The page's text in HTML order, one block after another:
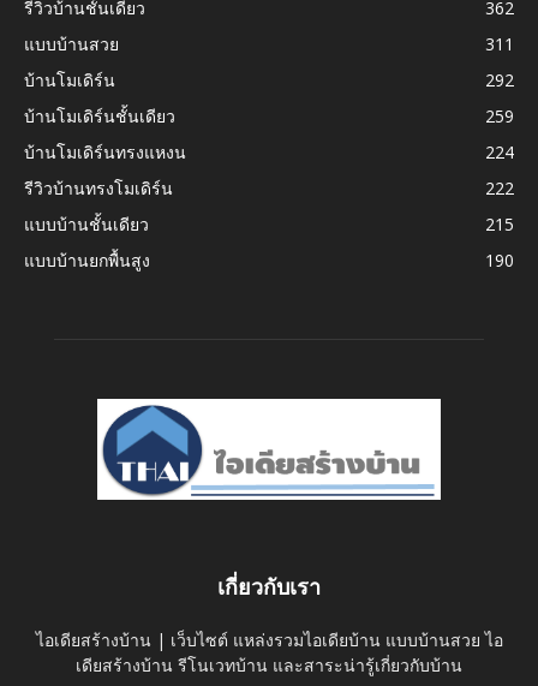
รีวิวบ้านชั้นเดียว
362
แบบบ้านสวย
311
บ้านโมเดิร์น
292
บ้านโมเดิร์นชั้นเดียว
259
บ้านโมเดิร์นทรงแหงน
224
รีวิวบ้านทรงโมเดิร์น
222
แบบบ้านชั้นเดียว
215
แบบบ้านยกพื้นสูง
190
เกี่ยวกับเรา
ไอเดียสร้างบ้าน | เว็บไซต์ แหล่งรวมไอเดียบ้าน แบบบ้านสวย ไอ
เดียสร้างบ้าน รีโนเวทบ้าน และสาระน่ารู้เกี่ยวกับบ้าน